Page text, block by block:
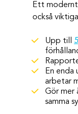
Ett modernt
också
Upp till
En enda
arbetar
Gör mer
samma